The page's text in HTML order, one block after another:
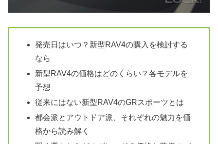
発売日はいつ？新型RAV4の購入を検討する
なら
新型RAV4の価格はどのくらい？各モデルを
予想
従来にはない新型RAV4のGRスポーツとは
都会派とアウトドア派、それぞれの魅力を価
格から読み解く